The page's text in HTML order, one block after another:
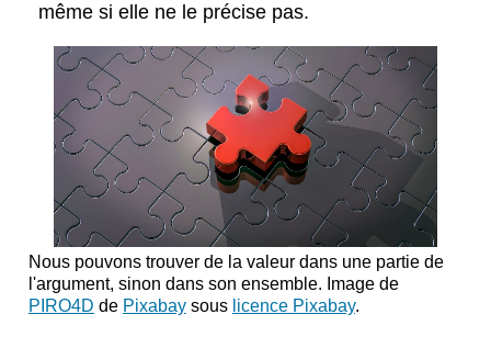
même si elle ne le précise pas.
Nous pouvons trouver de la valeur dans une partie de
l'argument, sinon dans son ensemble. Image de
PIRO4D de Pixabaysous licence Pixabay.